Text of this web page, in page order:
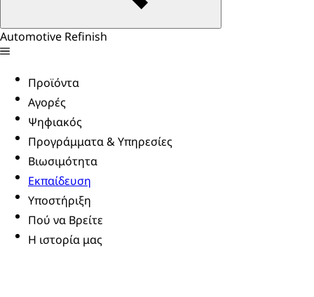
Automotive Refinish
Προϊόντα
Αγορές
Ψηφιακός
Προγράμματα & Υπηρεσίες
Βιωσιμότητα
Εκπαίδευση
Υποστήριξη
Πού να Βρείτε
Η ιστορία μας